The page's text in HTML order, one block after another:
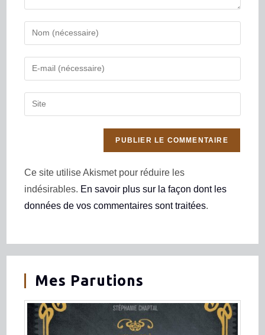
Ce site utilise Akismet pour réduire les
indésirables. En savoir plus sur la façon dont les
données de vos commentaires sont traitées.
Mes Parutions